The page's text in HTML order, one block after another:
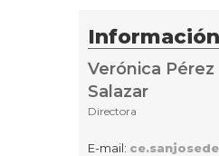
Información
Verónica Pérez
Salazar
Directora
E-mail: